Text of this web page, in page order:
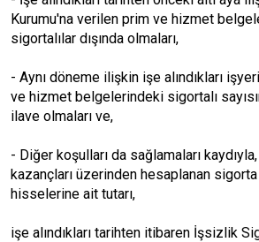
Kurumu'na verilen prim ve hizmet
sigortalılar dışında olmaları,
- Aynı döneme ilişkin işe alındıkları
ve hizmet belgelerindeki sigortalı
ilave olmaları ve,
- Diğer koşulları da sağlamaları
kazançları üzerinden hesaplanan
hisselerine ait tutarı,
işe alındıkları tarihten itibaren İşsizlik